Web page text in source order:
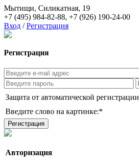
Мытищи, Силикатная, 19
+7 (495) 984-82-88, +7 (926) 190-24-00
Вход / Регистрация
Регистрация
Защита от автоматической регистрации
Введите слово на картинке:*
Авторизация